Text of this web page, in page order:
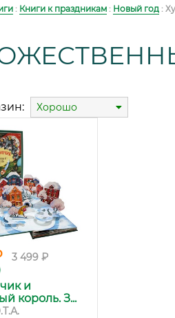
: Книги к праздникам : Новый год :
Хорошо
3 499 ₽
и
король. З...